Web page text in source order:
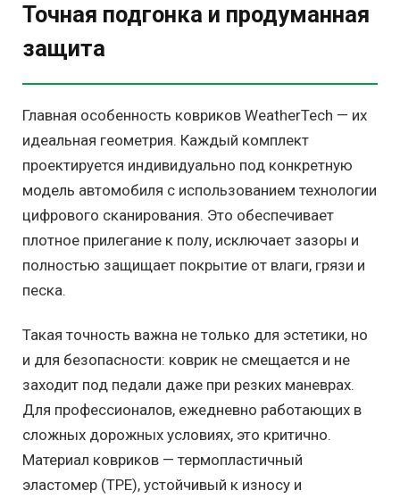
Точная подгонка и продуманная
защита
Главная особенность ковриков WeatherTech — их
идеальная геометрия. Каждый комплект
проектируется индивидуально под конкретную
модель автомобиля с использованием технологии
цифрового сканирования. Это обеспечивает
плотное прилегание к полу, исключает зазоры и
полностью защищает покрытие от влаги, грязи и
песка.
Такая точность важна не только для эстетики, но
и для безопасности: коврик не смещается и не
заходит под педали даже при резких маневрах.
Для профессионалов, ежедневно работающих в
сложных дорожных условиях, это критично.
Материал ковриков — термопластичный
эластомер (TPE), устойчивый к износу и